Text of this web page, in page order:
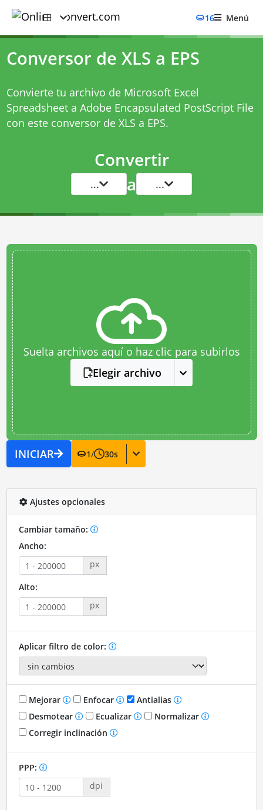
16 Menú
Conversor de XLS a EPS
Convierte tu archivo de Microsoft Excel
Spreadsheet a Adobe Encapsulated PostScript File
con este conversor de XLS a EPS.
Convertir
... a ...
Suelta archivos aquí o haz clic para subirlos
Elegir archivo
INICIAR 1/ 30s
Ajustes opcionales
Cambiar tamaño:
Ancho:
px
Alto:
px
Aplicar filtro de color:
Mejorar Enfocar
Antialias
Desmotear
Ecualizar
Normalizar
Corregir inclinación
PPP:
dpi